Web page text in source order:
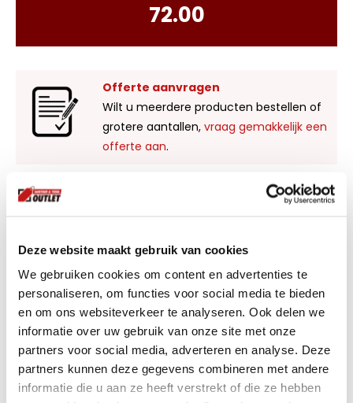
Deze website maakt gebruik van cookies
We gebruiken cookies om content en advertenties te
personaliseren, om functies voor social media te bieden
en om ons websiteverkeer te analyseren. Ook delen we
informatie over uw gebruik van onze site met onze
partners voor social media, adverteren en analyse. Deze
partners kunnen deze gegevens combineren met andere
informatie die u aan ze heeft verstrekt of die ze hebben
72.00
Offerte aanvragen
Wilt u meerdere producten bestellen of
grotere aantallen, vraag gemakkelijk een
offerte aan.
voldoende parkeergelegenheid en ruime
Productspecificaties
Let op! Over gebleven tegels mogen niet retour!
De kleur van de tegel op de afbeelding kan altijd